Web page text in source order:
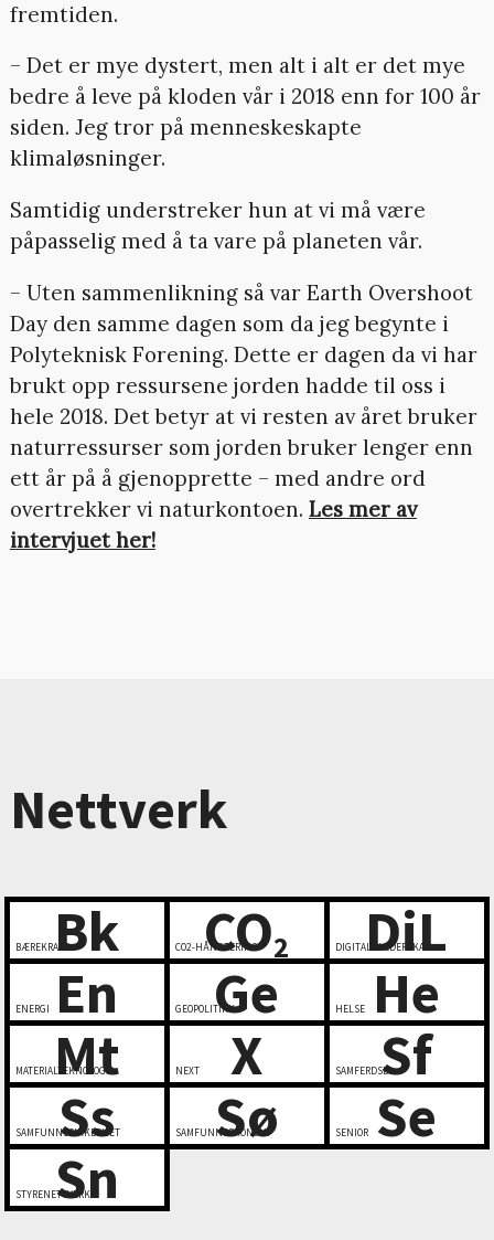
fremtiden.
– Det er mye dystert, men alt i alt er det mye
bedre å leve på kloden vår i 2018 enn for 100 år
siden. Jeg tror på menneskeskapte
klimaløsninger.
Samtidig understreker hun at vi må være
påpasselig med å ta vare på planeten vår.
– Uten sammenlikning så var Earth Overshoot
Day den samme dagen som da jeg begynte i
Polyteknisk Forening. Dette er dagen da vi har
brukt opp ressursene jorden hadde til oss i
hele 2018. Det betyr at vi resten av året bruker
naturressurser som jorden bruker lenger enn
ett år på å gjenopprette – med andre ord
overtrekker vi naturkontoen. Les mer av
intervjuet her!
Nettverk
Bk
BÆREKRAFT CO2
CO2-HÅNDTERING DiL
DIGITALT LEDERSKAP
En
ENERGI Ge
GEOPOLITIKK He
HELSE
Mt
MATERIALTEKNOLOGI X
NEXT Sf
SAMFERDSEL
Ss
SAMFUNNSSIKKERHET Sø
SAMFUNNSØKONOMI Se
SENIOR
Sn
STYRENETTVERK